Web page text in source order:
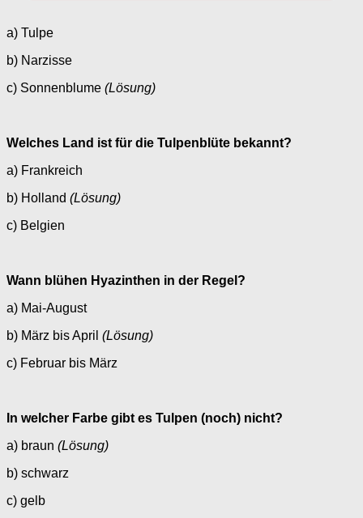
a) Tulpe
b) Narzisse
c) Sonnenblume (Lösung)
Welches Land ist für die Tulpenblüte bekannt?
a) Frankreich
b) Holland (Lösung)
c) Belgien
Wann blühen Hyazinthen in der Regel?
a) Mai-August
b) März bis April (Lösung)
c) Februar bis März
In welcher Farbe gibt es Tulpen (noch) nicht?
a) braun (Lösung)
b) schwarz
c) gelb